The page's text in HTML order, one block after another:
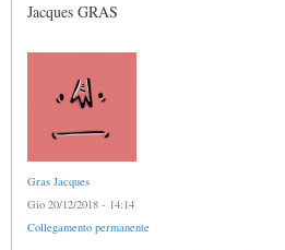
Jacques GRAS
Gras Jacques
Gio 20/12/2018 - 14:14
Collegamento permanente